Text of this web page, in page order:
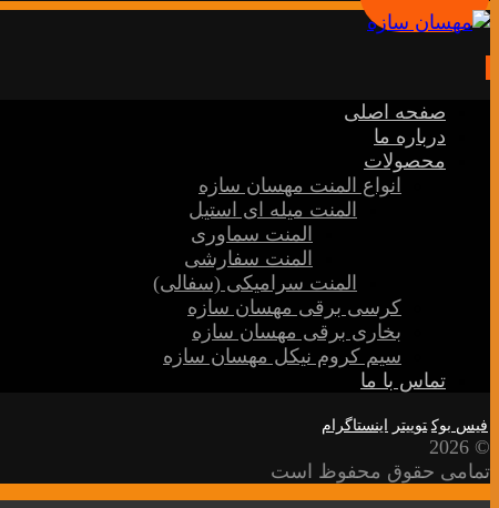
صفحه اصلی
درباره ما
محصولات
انواع المنت مهسان سازه
المنت میله ای استیل
المنت سماوری
المنت سفارشی
المنت سرامیکی (سفالی)
کرسی برقی مهسان سازه
بخاری برقی مهسان سازه
سیم کروم نیکل مهسان سازه
تماس با ما
فیس بوک توییتر اینستاگرام
© 2026
تمامی حقوق محفوظ است